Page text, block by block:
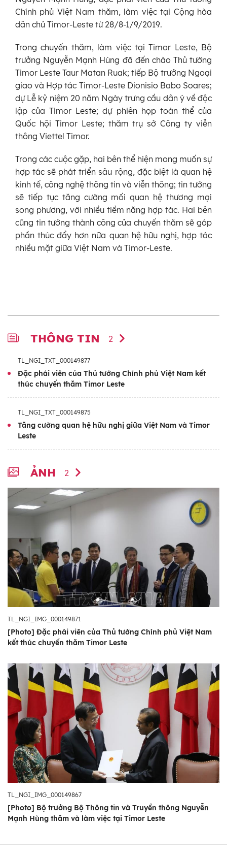
Chính phủ Việt Nam thăm, làm việc tại Cộng hòa
dân chủ Timor-Leste từ 28/8-1/9/2019.
Trong chuyến thăm, làm việc tại Timor Leste, Bộ
trưởng Nguyễn Mạnh Hùng đã đến chào Thủ tướng
Timor Leste Taur Matan Ruak; tiếp Bộ trưởng Ngoại
giao và Hợp tác Timor-Leste Dionisio Babo Soares;
dự Lễ kỷ niệm 20 năm Ngày trưng cầu dân ý về độc
lập của Timor Leste; dự phiên họp toàn thể của
Quốc hội Timor Leste; thăm trụ sở Công ty viễn
thông Viettel Timor.
Trong các cuộc gặp, hai bên thể hiện mong muốn sự
hợp tác sẽ phát triển sâu rộng, đặc biệt là quan hệ
kinh tế, công nghệ thông tin và viễn thông; tin tưởng
sẽ tiếp tục tăng cường mối quan hệ thương mại
song phương, với nhiều tiềm năng hợp tác. Hai bên
cũng tin tưởng thành công của chuyến thăm sẽ góp
phần thúc đẩy hơn nữa quan hệ hữu nghị, hợp tác
nhiều mặt giữa Việt Nam và Timor-Leste.
THÔNG TIN 2
TL_NGI_TXT_000149877
Đặc phái viên của Thủ tướng Chính phủ Việt Nam kết
thúc chuyến thăm Timor Leste
TL_NGI_TXT_000149875
Tăng cường quan hệ hữu nghị giữa Việt Nam và Timor
Leste
ẢNH 2
TL_NGI_IMG_000149871
[Photo] Đặc phái viên của Thủ tướng Chính phủ Việt Nam
kết thúc chuyến thăm Timor Leste
TL_NGI_IMG_000149867
[Photo] Bộ trưởng Bộ Thông tin và Truyền thông Nguyễn
Mạnh Hùng thăm và làm việc tại Timor Leste